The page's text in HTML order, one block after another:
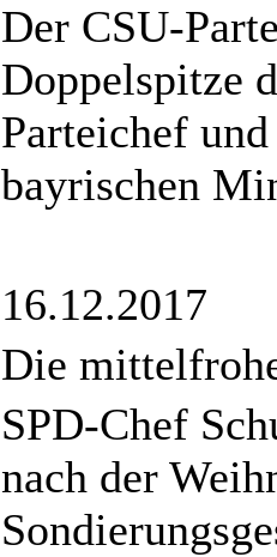
Der CSU-
Doppelspitze
Parteichef
bayrischen
16.12.2017
Die
SPD-Chef
nach der